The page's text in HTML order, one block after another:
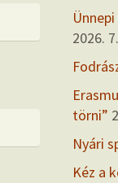
2026.
törni”
Nyári
Kéz a